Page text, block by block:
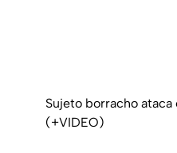
Sujeto borracho
(+VIDEO)